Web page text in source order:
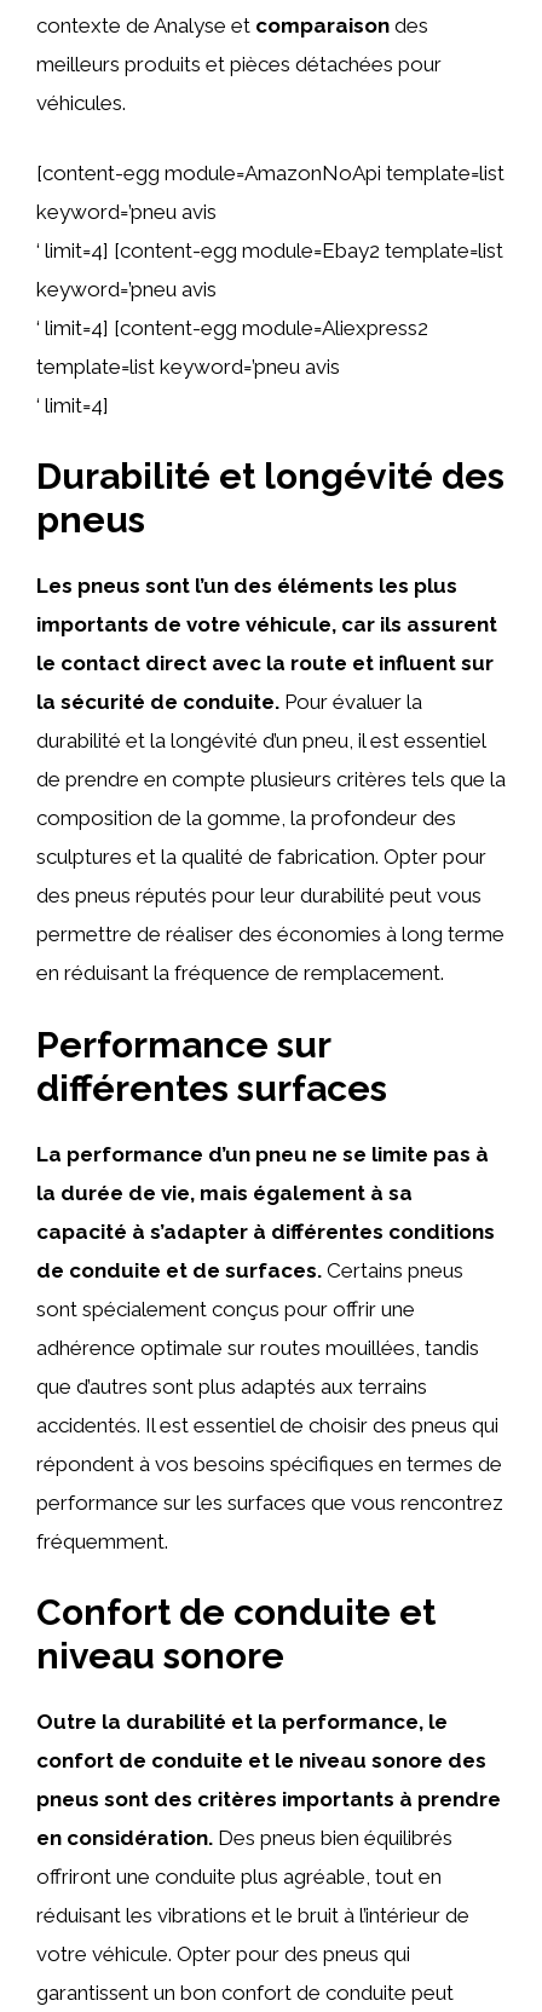
contexte de Analyse et comparaison des
meilleurs produits et pièces détachées pour
véhicules.
[content-egg module=AmazonNoApi template=list
keyword=’pneu avis
‘ limit=4] [content-egg module=Ebay2 template=list
keyword=’pneu avis
‘ limit=4] [content-egg module=Aliexpress2
template=list keyword=’pneu avis
‘ limit=4]
Durabilité et longévité des
pneus
Les pneus sont l’un des éléments les plus
importants de votre véhicule, car ils assurent
le contact direct avec la route et influent sur
la sécurité de conduite. Pour évaluer la
durabilité et la longévité d’un pneu, il est essentiel
de prendre en compte plusieurs critères tels que la
composition de la gomme, la profondeur des
sculptures et la qualité de fabrication. Opter pour
des pneus réputés pour leur durabilité peut vous
permettre de réaliser des économies à long terme
en réduisant la fréquence de remplacement.
Performance sur
différentes surfaces
La performance d’un pneu ne se limite pas à
la durée de vie, mais également à sa
capacité à s’adapter à différentes conditions
de conduite et de surfaces. Certains pneus
sont spécialement conçus pour offrir une
adhérence optimale sur routes mouillées, tandis
que d’autres sont plus adaptés aux terrains
accidentés. Il est essentiel de choisir des pneus qui
répondent à vos besoins spécifiques en termes de
performance sur les surfaces que vous rencontrez
fréquemment.
Confort de conduite et
niveau sonore
Outre la durabilité et la performance, le
confort de conduite et le niveau sonore des
pneus sont des critères importants à prendre
en considération. Des pneus bien équilibrés
offriront une conduite plus agréable, tout en
réduisant les vibrations et le bruit à l’intérieur de
votre véhicule. Opter pour des pneus qui
garantissent un bon confort de conduite peut